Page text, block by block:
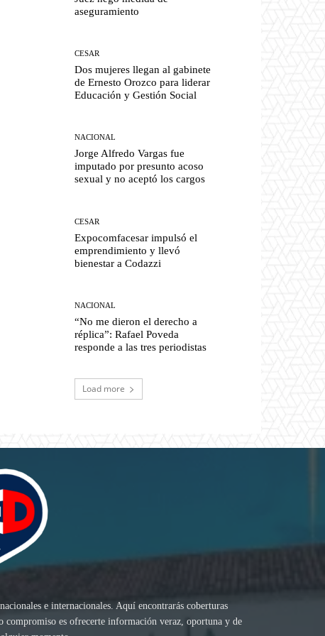
aseguramiento
CESAR
Dos mujeres llegan al gabinete
de Ernesto Orozco para liderar
Educación y Gestión Social
NACIONAL
Jorge Alfredo Vargas fue
imputado por presunto acoso
sexual y no aceptó los cargos
CESAR
Expocomfacesar impulsó el
emprendimiento y llevó
bienestar a Codazzi
NACIONAL
“No me dieron el derecho a
réplica”: Rafael Poveda
responde a las tres periodistas
Load more
e internacionales. Aquí encontrarás coberturas
compromiso es ofrecerte información veraz, oportuna y de